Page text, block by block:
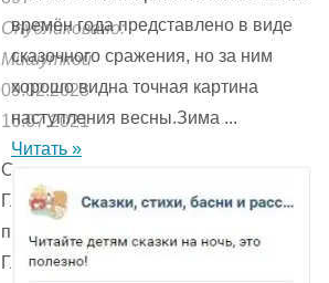
Опубликовано:
Мишуткой
09.02.2023
16.07.2021
Оглавление:
Глава
первая
Глава
времён года представ­лено в виде
сказочного сражения, но за ним
хорошо видна точная картина
наступления весны.Зима ...
Читать »